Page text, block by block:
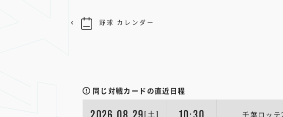
同じ対戦カードの直近日程
2026.08.29 [土] 10:30 千葉ロッテ
野球 カレンダー